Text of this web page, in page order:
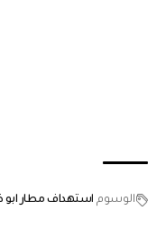
الوسوم استهداف مطار ابو